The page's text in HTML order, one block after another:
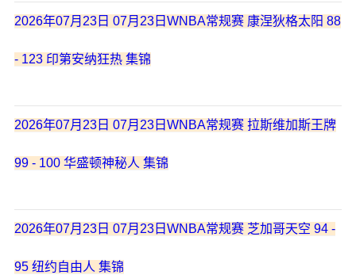
2026年07月23日 07月23日WNBA常规赛 康涅狄格太阳 88
- 123 印第安纳狂热 集锦
2026年07月23日 07月23日WNBA常规赛 拉斯维加斯王牌
99 - 100 华盛顿神秘人 集锦
2026年07月23日 07月23日WNBA常规赛 芝加哥天空 94 -
95 纽约自由人 集锦